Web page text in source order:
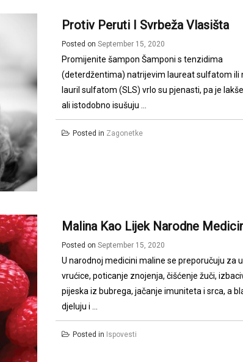
Protiv Peruti I Svrbeža Vlasišta
Posted onSeptember 15, 2020
Promijenite šampon Šamponi s tenzidima
(deterdžentima) natrijevim laureat sulfatom ili
lauril sulfatom (SLS) vrlo su pjenasti, pa je
ali istodobno isušuju ...
Posted in Zagonetke
Malina Kao Lijek Narodne
Posted onSeptember 15, 2020
U narodnoj medicini maline se preporučuju za
vrućice, poticanje znojenja, čišćenje žuči,
pijeska iz bubrega, jačanje imuniteta i srca, a
djeluju i ...
Posted in Ispovesti